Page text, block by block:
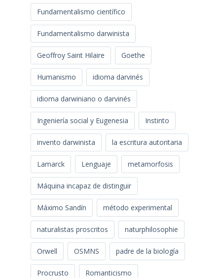
Fundamentalismo científico
Fundamentalismo darwinista
Geoffroy Saint Hilaire Goethe
Humanismo idioma darvinés
idioma darwiniano o darvinés
Ingeniería social y Eugenesia Instinto
invento darwinista la escritura autoritaria
Lamarck Lenguaje metamorfosis
Máquina incapaz de distinguir
Máximo Sandín método experimental
naturalistas proscritos naturphilosophie
Orwell OSMNS padre de la biología
Procrusto Romanticismo